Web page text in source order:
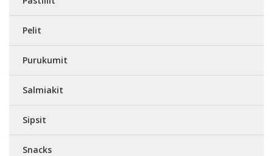
Pelit
Purukumit
Salmiakit
Sipsit
Snacks